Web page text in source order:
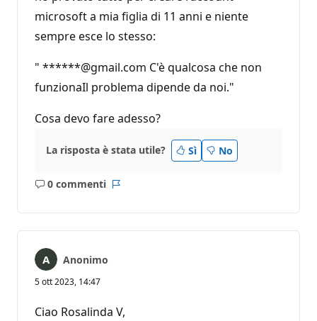
microsoft a mia figlia di 11 anni e niente
sempre esce lo stesso:
" ******@gmail.com C'è qualcosa che non
funzionaIl problema dipende da noi."
Cosa devo fare adesso?
La risposta è stata utile? Sì No
0 commenti
Nessun
Anonimo
5 ott 2023, 14:47
Ciao Rosalinda V,